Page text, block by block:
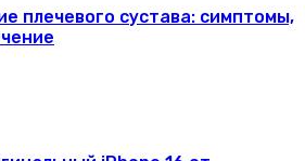
плечевого сустава: симптомы,